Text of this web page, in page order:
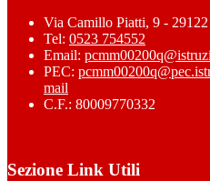
Via Camillo Piatti, 9 -
Tel: 0523 754552
Email:
PEC:
mail
C.F.: 80009770332
Sezione Link Utili